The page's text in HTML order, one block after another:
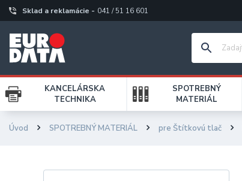
Sklad a reklamácie - 041 / 51 16 601
KANCELÁRSKA
TECHNIKA
SPOTREBNÝ
MATERIÁL
Úvod SPOTREBNÝ MATERIÁL pre Štítkovú tlač